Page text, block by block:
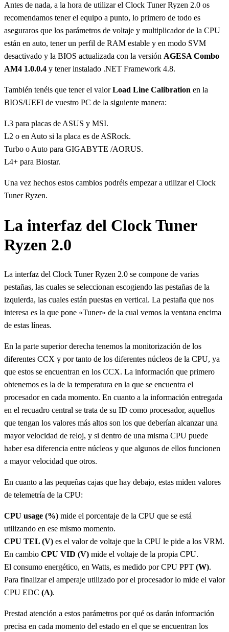
Antes de nada, a la hora de utilizar el Clock Tuner Ryzen 2.0 os
recomendamos tener el equipo a punto, lo primero de todo es
aseguraros que los parámetros de voltaje y multiplicador de la CPU
están en auto, tener un perfil de RAM estable y en modo SVM
desactivado y la BIOS actualizada con la versión AGESA Combo
AM4 1.0.0.4 y tener instalado .NET Framework 4.8.
También tenéis que tener el valorLoad Line Calibration en la
BIOS/UEFI de vuestro PC de la siguiente manera:
L3 para placas de ASUS y MSI.
L2 o en Auto si la placa es de ASRock.
Turbo o Auto para GIGABYTE /AORUS.
L4+ para Biostar.
Una vez hechos estos cambios podréis empezar a utilizar el Clock
Tuner Ryzen.
La interfaz del Clock Tuner
Ryzen 2.0
La interfaz del Clock Tuner Ryzen 2.0 se compone de varias
pestañas, las cuales se seleccionan escogiendo las pestañas de la
izquierda, las cuales están puestas en vertical. La pestaña que nos
interesa es la que pone «Tuner» de la cual vemos la ventana encima
de estas líneas.
En la parte superior derecha tenemos la monitorización de los
diferentes CCX y por tanto de los diferentes núcleos de la CPU, ya
que estos se encuentran en los CCX. La información que primero
obtenemos es la de la temperatura en la que se encuentra el
procesador en cada momento. En cuanto a la información entregada
en el recuadro central se trata de su ID como procesador, aquellos
que tengan los valores más altos son los que deberían alcanzar una
mayor velocidad de reloj, y si dentro de una misma CPU puede
haber esa diferencia entre núcleos y que algunos de ellos funcionen
a mayor velocidad que otros.
En cuanto a las pequeñas cajas que hay debajo, estas miden valores
de telemetría de la CPU:
CPU usage (%) mide el porcentaje de la CPU que se está
utilizando en ese mismo momento.
CPU TEL (V) es el valor de voltaje que la CPU le pide a los VRM.
En cambio CPU VID (V) mide el voltaje de la propia CPU.
El consumo energético, en Watts, es medido por CPU PPT (W).
Para finalizar el amperaje utilizado por el procesador lo mide el valor
CPU EDC (A).
Prestad atención a estos parámetros por qué os darán información
precisa en cada momento del estado en el que se encuentran los